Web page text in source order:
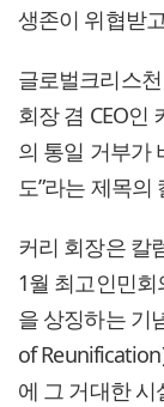
생존이 위협받
글로벌크리스
회장 겸 CEO인
의 통일 거부가
도”라는 제목의
커리 회장은 칼
1월 최고인민
을 상징하는 기
of
에 그 거대한